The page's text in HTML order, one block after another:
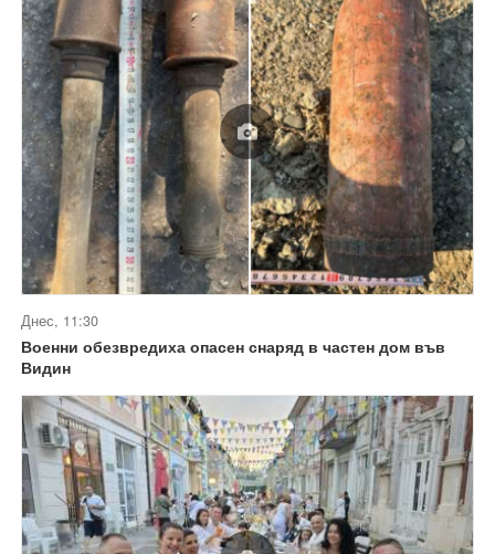
Днес, 11:30
Военни обезвредиха опасен снаряд в частен дом във
Видин